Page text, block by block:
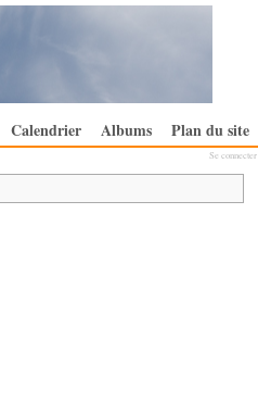
Se connecter
Calendrier Albums Plan du site